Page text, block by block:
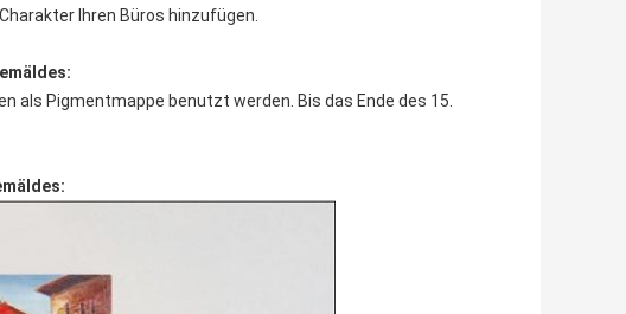
Ihren Büros hinzufügen.
als Pigmentmappe benutzt werden. Bis das Ende des 15.